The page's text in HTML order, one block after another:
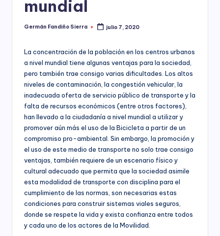
el
D
rr
o
o
C
ciudadanía,
cultura
ciudadana,
empresarial,
debida
diligencia.
Para
trabajar
construcción
ciudadanía
para
construcción
socioeconómico,
mundial
Publicado
Germán Fandiño Sierra julio 7, 2020
La concentración de la población en los centros urbanos
a nivel mundial tiene algunas ventajas para la sociedad,
pero también trae consigo varias dificultades. Los altos
niveles de contaminación, la congestión vehicular, la
inadecuada oferta de servicio público de transporte y la
falta de recursos económicos (entre otros factores),
han llevado a la ciudadanía a nivel mundial a utilizar y
promover aún más el uso de la Bicicleta a partir de un
compromiso pro-ambiental. Sin embargo, la promoción y
el uso de este medio de transporte no solo trae consigo
ventajas, también requiere de un escenario físico y
cultural adecuado que permita que la sociedad asimile
esta modalidad de transporte con disciplina para el
cumplimiento de las normas, son necesarias estas
condiciones para construir sistemas viales seguros,
donde se respete la vida y exista confianza entre todos
y cada uno de los actores de la Movilidad.